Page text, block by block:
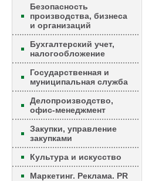
Безопасность
производства, бизнеса
и организаций
Бухгалтерский учет,
налогообложение
Государственная и
муниципальная служба
Делопроизводство,
офис-менеджмент
Закупки, управление
закупками
Культура и искусство
Маркетинг. Реклама. PR